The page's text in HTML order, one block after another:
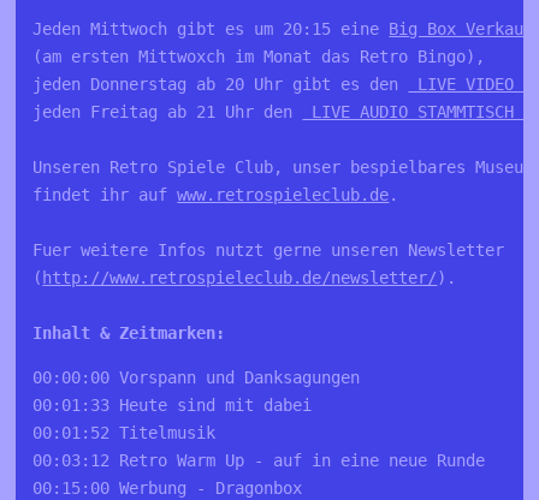
Jeden Mittwoch gibt es um 20:15 eine Big Box
(am ersten Mittwoxch im Monat das Retro Bingo),
jeden Donnerstag ab 20 Uhr gibt es den
LIVE VIDEO
jeden Freitag ab 21 Uhr den
LIVE AUDIO STAMMTISCH
Unseren Retro Spiele Club, unser bespielbares
findet ihr auf www.retrospieleclub.de.
Fuer weitere Infos nutzt gerne unseren Newsletter
( http://www.retrospieleclub.de/newsletter/).
00:00:00 Vorspann und Danksagungen
00:01:33 Heute sind mit dabei
00:01:52 Titelmusik
00:03:12 Retro Warm Up - auf in eine neue Runde
00:15:00 Werbung - Dragonbox